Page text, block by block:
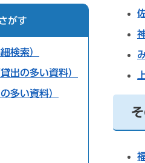
がす
検索）
出の多い資料）
多い資料）